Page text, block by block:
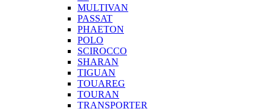
MULTIVAN
PASSAT
PHAETON
POLO
SCIROCCO
SHARAN
TIGUAN
TOUAREG
TOURAN
TRANSPORTER